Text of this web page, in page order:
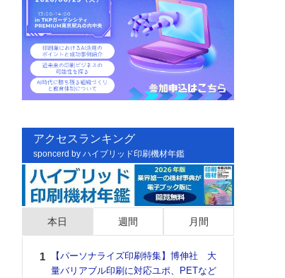
アクセスランキング
sponcerd by ハイブリッド印刷機材年鑑
本日 週間 月間
【パーソナライズ印刷特集】博伸社 大
量バリアブル印刷に対応ユポ、PETなど